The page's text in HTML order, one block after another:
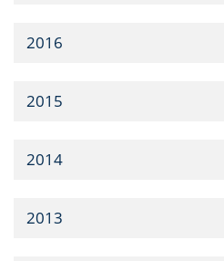
2016
2015
2014
2013